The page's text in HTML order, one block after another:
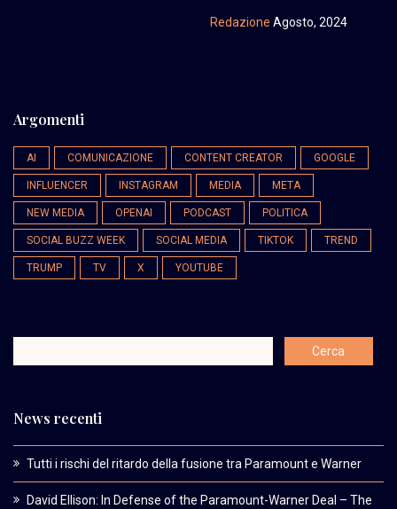
Redazione Agosto, 2024
Argomenti
AI COMUNICAZIONE CONTENT CREATOR GOOGLE
INFLUENCER INSTAGRAM MEDIA META
NEW MEDIA OPENAI PODCAST POLITICA
SOCIAL BUZZ WEEK SOCIAL MEDIA TIKTOK TREND
TRUMP TV X YOUTUBE
News recenti
Tutti i rischi del ritardo della fusione tra Paramount e Warner
David Ellison: In Defense of the Paramount-Warner Deal – The